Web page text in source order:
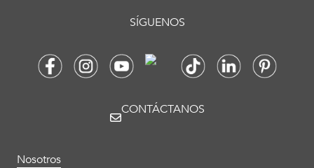
Nosotros
SÍGUENOS
CONTÁCTANOS